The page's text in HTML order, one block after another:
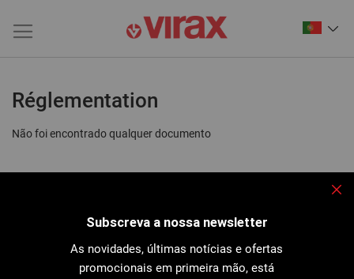
Réglementation
Não foi encontrado qualquer documento
Subscreva a nossa newsletter
As novidades, últimas notícias e ofertas
promocionais em primeira mão, está